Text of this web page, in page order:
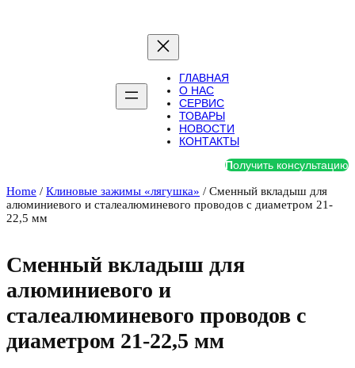
ГЛАВНАЯ
О НАС
СЕРВИС
ТОВАРЫ
НОВОСТИ
КОНТАКТЫ
Получить консультацию
Home / Клиновые зажимы «лягушка» / Сменный вкладыш для
алюминиевого и сталеалюминевого проводов с диаметром 21-
22,5 мм
Сменный вкладыш для
алюминиевого и
сталеалюминевого проводов с
диаметром 21-22,5 мм